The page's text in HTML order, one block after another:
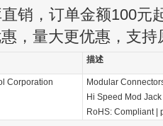
销，订单金额100元
，量大更优惠，支持
描述
Corporation
Modular
Hi Speed Mod
RoHS: Compliant